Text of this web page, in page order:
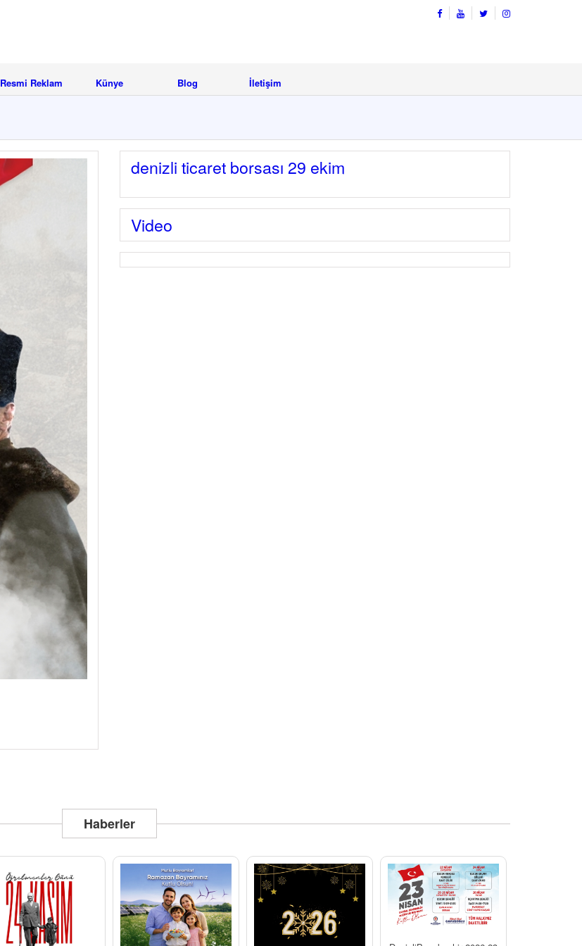
Resmi Reklam Künye Blog İletişim
denizli ticaret borsası 29 ekim
Video
Haberler